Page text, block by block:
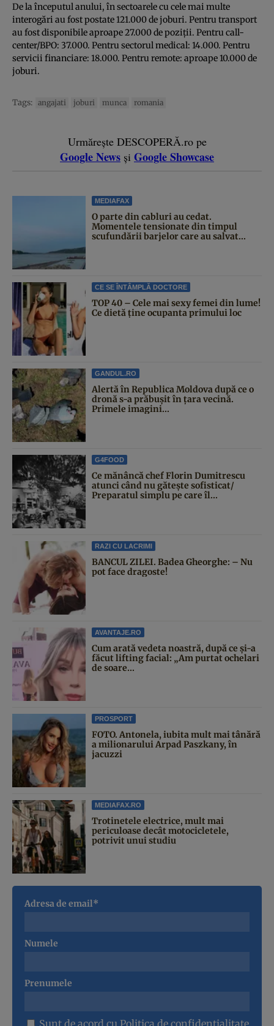
De la începutul anului, în sectoarele cu cele mai multe
interogări au fost postate 121.000 de joburi. Pentru transport
au fost disponibile aproape 27.000 de poziții. Pentru call-
center/BPO: 37.000. Pentru sectorul medical: 14.000. Pentru
servicii financiare: 18.000. Pentru remote: aproape 10.000 de
joburi.
Tags: angajati joburi munca romania
Urmărește DESCOPERĂ.ro pe
Google News și Google Showcase
MEDIAFAX
O parte din cabluri au cedat.
Momentele tensionate din timpul
scufundării barjelor care au salvat...
CE SE ÎNTÂMPLĂ DOCTORE
TOP 40 – Cele mai sexy femei din lume!
Ce dietă ține ocupanta primului loc
GANDUL.RO
Alertă în Republica Moldova după ce o
dronă s-a prăbușit în țara vecină.
Primele imagini...
G4FOOD
Ce mănâncă chef Florin Dumitrescu
atunci când nu gătește sofisticat/
Preparatul simplu pe care îl...
RAZI CU LACRIMI
BANCUL ZILEI. Badea Gheorghe: – Nu
pot face dragoste!
AVANTAJE.RO
Cum arată vedeta noastră, după ce și-a
făcut lifting facial: „Am purtat ochelari
de soare...
PROSPORT
FOTO. Antonela, iubita mult mai tânără
a milionarului Arpad Paszkany, în
jacuzzi
MEDIAFAX.RO
Trotinetele electrice, mult mai
periculoase decât motocicletele,
potrivit unui studiu
Adresa de email*
Numele
Prenumele
Sunt de acord cu Politica de confidentialitate